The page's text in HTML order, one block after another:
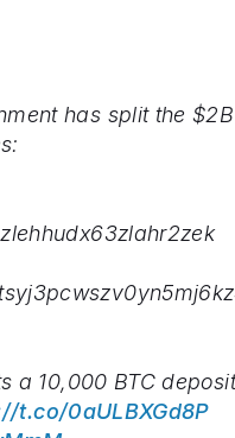
has split the $2B
a 10,000 BTC deposit
t.co/0aULBXGd8P